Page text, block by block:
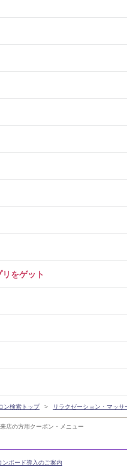
店の方用クーポン・メニュー
をゲット
ン検索トップ リラクゼーション・マッ
ボード導入のご案内